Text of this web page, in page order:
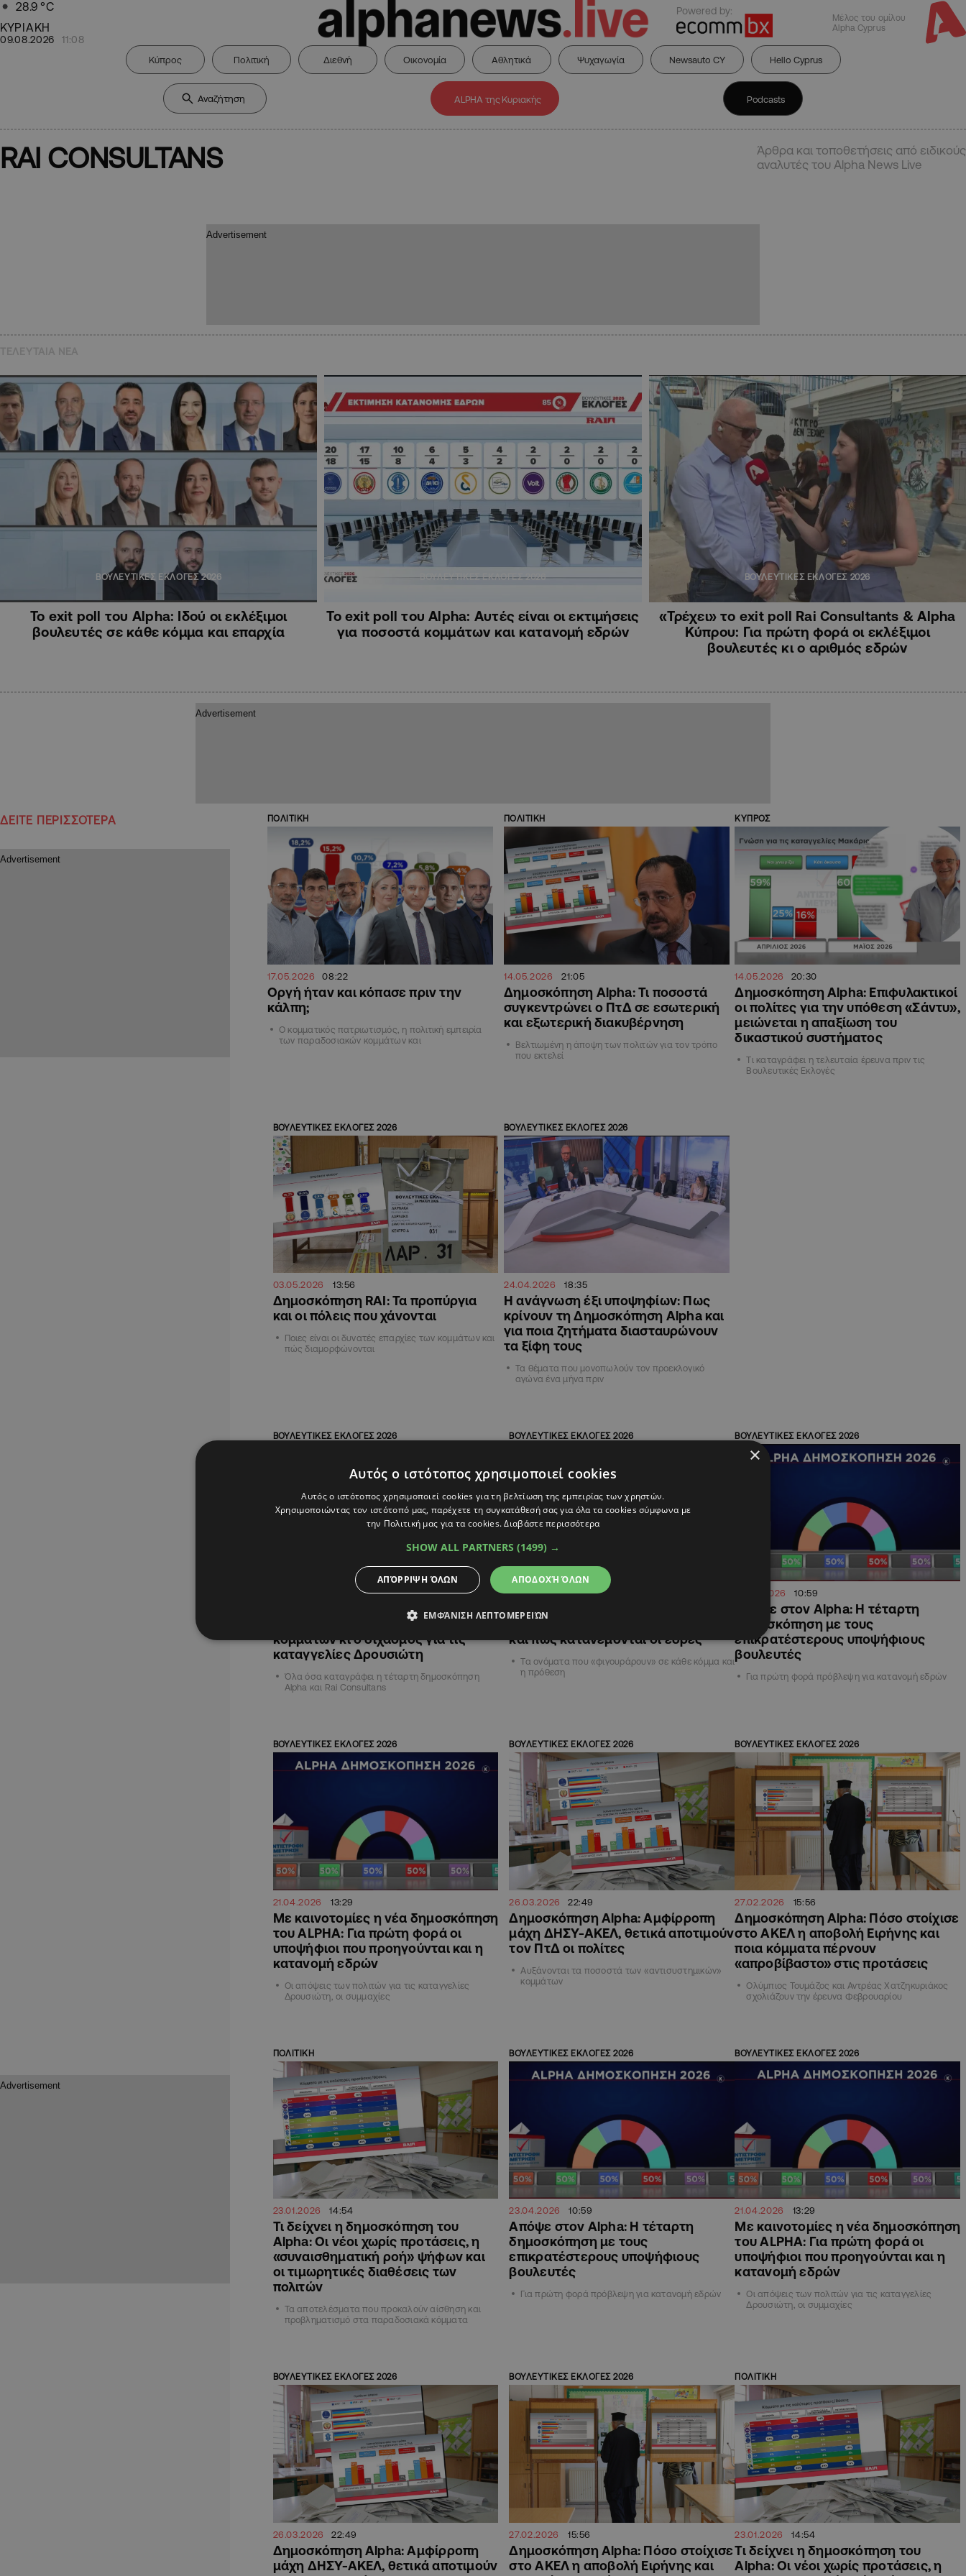
28.9 °C
ΚΥΡΙΑΚΗ
09.08.2026 11:08
Powered by:
Μέλος του ομίλου
Alpha Cyprus
Κύπρος Πολιτική Διεθνή Οικονομία Αθλητικά Ψυχαγωγία Newsauto CY Hello Cyprus
ALPHA της Κυριακής Podcasts
RAI CONSULTANS
Άρθρα και τοποθετήσεις από ειδικούς
αναλυτές του Alpha News Live
ΒΟΥΛΕΥΤΙΚΕΣ ΕΚΛΟΓΕΣ 2026
Το exit poll του Alpha: Ιδού οι εκλέξιμοι
βουλευτές σε κάθε κόμμα και επαρχία
ΒΟΥΛΕΥΤΙΚΕΣ ΕΚΛΟΓΕΣ 2026
Το exit poll του Alpha: Αυτές είναι οι εκτιμήσεις
για ποσοστά κομμάτων και κατανομή εδρών
ΒΟΥΛΕΥΤΙΚΕΣ ΕΚΛΟΓΕΣ 2026
«Τρέχει» το exit poll Rai Consultants & Αlpha
Κύπρου: Για πρώτη φορά οι εκλέξιμοι
βουλευτές κι ο αριθμός εδρών
ΔΕΙΤΕ ΠΕΡΙΣΣΟΤΕΡΑ ΠΟΛΙΤΙΚΗ
17.05.2026 08:22
Οργή ήταν και κόπασε πριν την
κάλπη;
Ο κομματικός πατριωτισμός, η πολιτική εμπειρία
των παραδοσιακών κομμάτων και
ΠΟΛΙΤΙΚΗ
14.05.2026 21:05
Δημοσκόπηση Alpha: Τι ποσοστά
συγκεντρώνει ο ΠτΔ σε εσωτερική
και εξωτερική διακυβέρνηση
Βελτιωμένη η άποψη των πολιτών για τον τρόπο
που εκτελεί
ΚΥΠΡΟΣ
14.05.2026 20:30
Δημοσκόπηση Alpha: Επιφυλακτικοί
οι πολίτες για την υπόθεση «Σάντυ»,
μειώνεται η απαξίωση του
δικαστικού συστήματος
Tι καταγράφει η τελευταία έρευνα πριν τις
Βουλευτικές Εκλογές
ΒΟΥΛΕΥΤΙΚΕΣ ΕΚΛΟΓΕΣ 2026
03.05.2026 13:56
Δημοσκόπηση RAI: Τα προπύργια
και οι πόλεις που χάνονται
Ποιες είναι οι δυνατές επαρχίες των κομμάτων και
πώς διαμορφώνονται
ΒΟΥΛΕΥΤΙΚΕΣ ΕΚΛΟΓΕΣ 2026
24.04.2026 18:35
Η ανάγνωση έξι υποψηφίων: Πως
κρίνουν τη Δημοσκόπηση Alpha και
για ποια ζητήματα διασταυρώνουν
τα ξίφη τους
Τα θέματα που μονοπωλούν τον προεκλογικό
αγώνα ένα μήνα πριν
ΒΟΥΛΕΥΤΙΚΕΣ ΕΚΛΟΓΕΣ 2026
Για πρώτη φορά: Οι υποψήφιοι που
«μπαίνουν» Βουλή, οι έδρες των
κομμάτων κι ο διχασμός για τις
καταγγελίες Δρουσιώτη
Όλα όσα καταγράφει η τέταρτη δημοσκόπηση
Alpha και Rai Consultans
ΒΟΥΛΕΥΤΙΚΕΣ ΕΚΛΟΓΕΣ 2026
23.04.2026 23:23
Δημοσκόπηση Alpha: Ποιοι
και πως κατανέμονται οι έδρες
Τα ονόματα που «φιγουράρουν» σε κάθε κόμμα και
η πρόθεση
ΒΟΥΛΕΥΤΙΚΕΣ ΕΚΛΟΓΕΣ 2026
23.04.2026 10:59
Απόψε στον Alpha: Η τέταρτη
δημοσκόπηση με τους
επικρατέστερους υποψήφιους
βουλευτές
Για πρώτη φορά πρόβλεψη για κατανομή εδρών
ΒΟΥΛΕΥΤΙΚΕΣ ΕΚΛΟΓΕΣ 2026
21.04.2026 13:29
Με καινοτομίες η νέα δημοσκόπηση
του ALPHA: Για πρώτη φορά οι
υποψήφιοι που προηγούνται και η
κατανομή εδρών
Οι απόψεις των πολιτών για τις καταγγελίες
Δρουσιώτη, οι συμμαχίες
ΒΟΥΛΕΥΤΙΚΕΣ ΕΚΛΟΓΕΣ 2026
26.03.2026 22:49
Δημοσκόπηση Alpha: Αμφίρροπη
μάχη ΔΗΣΥ-ΑΚΕΛ, θετικά αποτιμούν
τον ΠτΔ οι πολίτες
Αυξάνονται τα ποσοστά των «αντισυστημικών»
κομμάτων
ΒΟΥΛΕΥΤΙΚΕΣ ΕΚΛΟΓΕΣ 2026
27.02.2026 15:56
Δημοσκόπηση Alpha: Πόσο στοίχισε
στο ΑΚΕΛ η αποβολή Ειρήνης και
ποια κόμματα πέρνουν
«απροβίβαστο» στις προτάσεις
Ολύμπιος Τουμάζος και Αντρέας Χατζηκυριάκος
σχολιάζουν την έρευνα Φεβρουαρίου
ΠΟΛΙΤΙΚΗ
23.01.2026 14:54
Τι δείχνει η δημοσκόπηση του
Alpha: Οι νέοι χωρίς προτάσεις, η
«συναισθηματική ροή» ψήφων και
οι τιμωρητικές διαθέσεις των
πολιτών
Τα αποτελέσματα που προκαλούν αίσθηση και
προβληματισμό στα παραδοσιακά κόμματα
ΒΟΥΛΕΥΤΙΚΕΣ ΕΚΛΟΓΕΣ 2026
23.04.2026 10:59
Απόψε στον Alpha: Η τέταρτη
δημοσκόπηση με τους
επικρατέστερους υποψήφιους
βουλευτές
Για πρώτη φορά πρόβλεψη για κατανομή εδρών
ΒΟΥΛΕΥΤΙΚΕΣ ΕΚΛΟΓΕΣ 2026
21.04.2026 13:29
Με καινοτομίες η νέα δημοσκόπηση
του ALPHA: Για πρώτη φορά οι
υποψήφιοι που προηγούνται και η
κατανομή εδρών
Οι απόψεις των πολιτών για τις καταγγελίες
Δρουσιώτη, οι συμμαχίες
ΒΟΥΛΕΥΤΙΚΕΣ ΕΚΛΟΓΕΣ 2026
26.03.2026 22:49
Δημοσκόπηση Alpha: Αμφίρροπη
μάχη ΔΗΣΥ-ΑΚΕΛ, θετικά αποτιμούν
ΒΟΥΛΕΥΤΙΚΕΣ ΕΚΛΟΓΕΣ 2026
27.02.2026 15:56
Δημοσκόπηση Alpha: Πόσο στοίχισε
στο ΑΚΕΛ η αποβολή Ειρήνης και
ΠΟΛΙΤΙΚΗ
23.01.2026 14:54
Τι δείχνει η δημοσκόπηση του
Alpha: Οι νέοι χωρίς προτάσεις, η
×
Αυτός ο ιστότοπος χρησιμοποιεί cookies
Αυτός ο ιστότοπος χρησιμοποιεί cookies για τη βελτίωση της εμπειρίας των χρηστών.
Χρησιμοποιώντας τον ιστότοπό μας, παρέχετε τη συγκατάθεσή σας για όλα τα cookies σύμφωνα με
την Πολιτική μας για τα cookies.Διαβάστε περισσότερα
SHOW ALL PARTNERS (1499) →
ΑΠΟΔΟΧΉ ΌΛΩΝ
ΑΠΌΡΡΙΨΗ ΌΛΩΝ
ΕΜΦΆΝΙΣΗ ΛΕΠΤΟΜΕΡΕΙΏΝ